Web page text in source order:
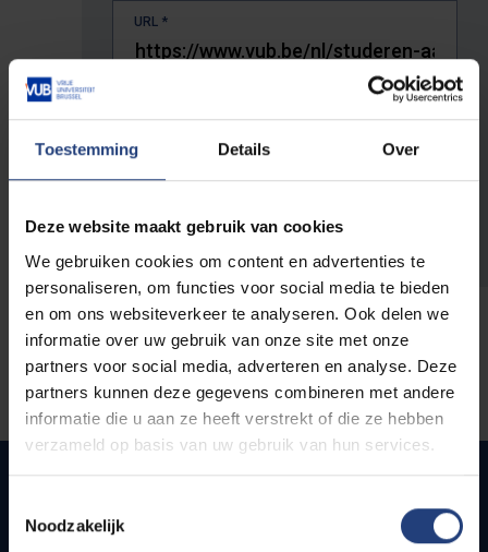
Toestemming Details Over
Deze website maakt gebruik van cookies
We gebruiken cookies om content en advertenties te
personaliseren, om functies voor social media te bieden
en om ons websiteverkeer te analyseren. Ook delen we
informatie over uw gebruik van onze site met onze
partners voor social media, adverteren en analyse. Deze
partners kunnen deze gegevens combineren met andere
informatie die u aan ze heeft verstrekt of die ze hebben
verzameld op basis van uw gebruik van hun services.
Noodzakelijk
URL *
The full URL of the page where you encountered the error.
Quick links